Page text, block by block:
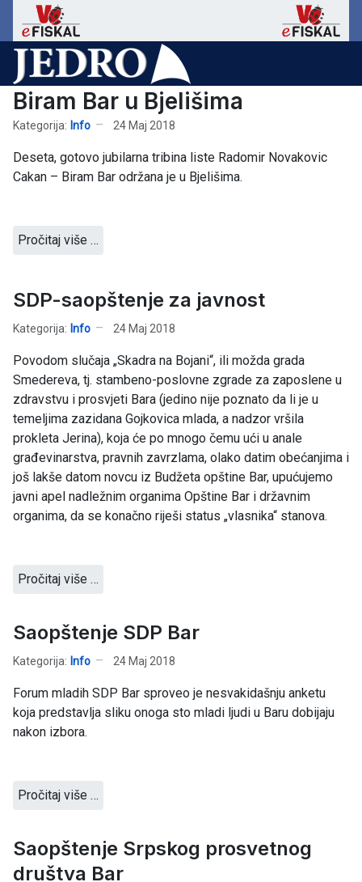
Biram Bar u Bjelišima
Kategorija: Info 24 Maj 2018
Deseta, gotovo jubilarna tribina liste Radomir Novakovic
Cakan – Biram Bar održana je u Bjelišima.
Pročitaj više …
SDP-saopštenje za javnost
Kategorija: Info 24 Maj 2018
Povodom slučaja „Skadra na Bojani“, ili možda grada
Smedereva, tj. stambeno-poslovne zgrade za zaposlene u
zdravstvu i prosvjeti Bara (jedino nije poznato da li je u
temeljima zazidana Gojkovica mlada, a nadzor vršila
prokleta Jerina), koja će po mnogo čemu ući u anale
građevinarstva, pravnih zavrzlama, olako datim obećanjima i
još lakše datom novcu iz Budžeta opštine Bar, upućujemo
javni apel nadležnim organima Opštine Bar i državnim
organima, da se konačno riješi status „vlasnika“ stanova.
Pročitaj više …
Saopštenje SDP Bar
Kategorija: Info 24 Maj 2018
Forum mladih SDP Bar sproveo je nesvakidašnju anketu
koja predstavlja sliku onoga sto mladi ljudi u Baru dobijaju
nakon izbora.
Pročitaj više …
Saopštenje Srpskog prosvetnog
društva Bar